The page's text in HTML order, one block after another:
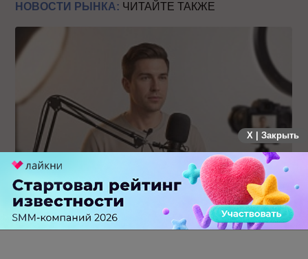
НОВОСТИ РЫНКА: ЧИТАЙТЕ ТАКЖЕ
Российский рынок инфлюенс-маркетинга вошел в фазу
стагнации после нескольких лет роста
X | Закрыть